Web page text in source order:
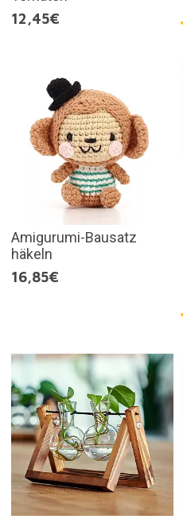
12,45€
Amigurumi-Bausatz
häkeln
16,85€